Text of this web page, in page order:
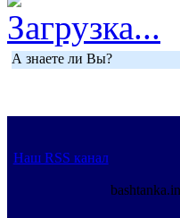
Загрузка...
А знаете ли Вы?
Наш RSS канал